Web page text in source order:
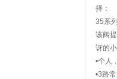
择：
35系
该阀
讶的小
•个人
•3路